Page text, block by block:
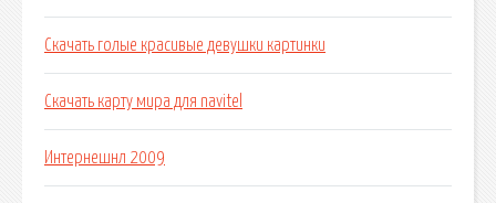
Скачать голые красивые девушки картинки
Скачать карту мира для navitel
Интернешнл 2009